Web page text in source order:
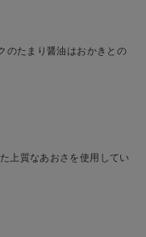
のたまり醤油はおかきとの
上質なあおさを使用してい